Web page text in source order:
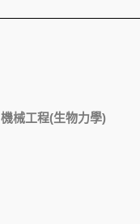
機械工程(生物力學)